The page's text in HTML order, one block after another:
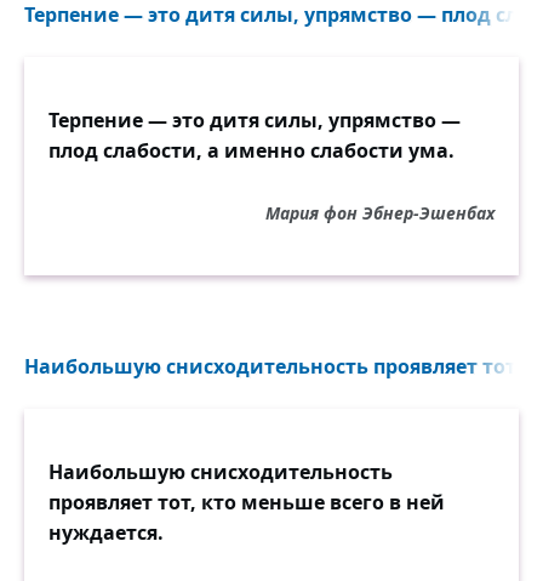
Терпение — это дитя силы, упрямство — плод
Терпение — это дитя силы, упрямство —
плод слабости, а именно слабости ума.
Мария фон Эбнер-Эшенбах
Наибольшую снисходительность проявляет тот,
Наибольшую снисходительность
проявляет тот, кто меньше всего в ней
нуждается.